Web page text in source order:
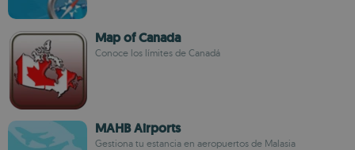
Map of Canada
Conoce los límites de Canadá
MAHB Airports
Gestiona tu estancia en aeropuertos de Malasia